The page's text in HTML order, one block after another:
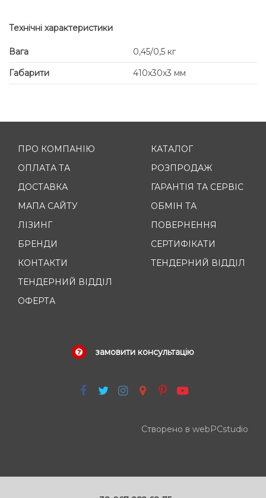
Технічні характеристики
Вага
0,45/0,5 кг
Габарити
410x30x3 мм
ПРО КОМПАНІЮ
ОПЛАТА ТА
ДОСТАВКА
МАПА САЙТУ
ЛІЗИНГ
БРЕНДИ
КОНТАКТИ
ТЕНДЕРНИЙ ВІДДІЛ
ОФЕРТА
КАТАЛОГ
РОЗПРОДАЖ
ГАРАНТІЯ ТА СЕРВІС
ОБМІН ТА
ПОВЕРНЕННЯ
СЕРТИФІКАТИ
ТЕНДЕРНИЙ ВІДДІЛ
замовити консультацію
Створено в webPCstudio